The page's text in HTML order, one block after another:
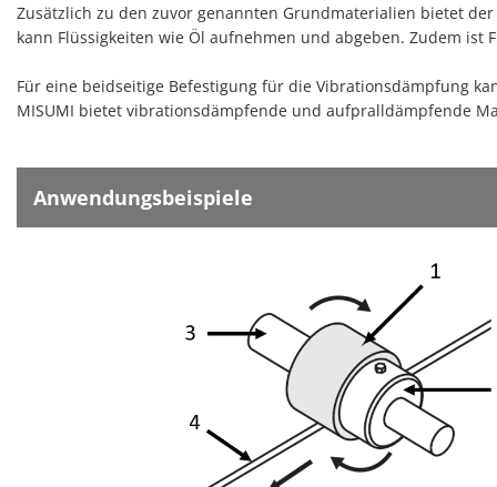
Zusätzlich zu den zuvor genannten Grundmaterialien bietet
kann Flüssigkeiten wie Öl aufnehmen und abgeben. Zudem
Für eine beidseitige Befestigung für die Vibrationsdämpfung
MISUMI bietet vibrationsdämpfende und aufpralldämpfende
Anwendungsbeispiele